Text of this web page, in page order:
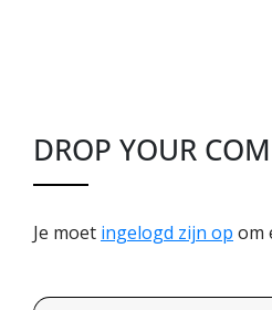
DROP YOUR
Je moet ingelogd zijn op om